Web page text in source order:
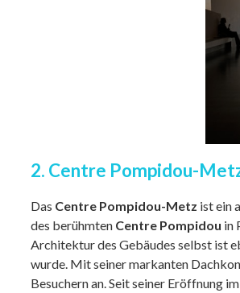
2. Centre Pompidou-
Das Centre Pompidou-Metz ist ein
des berühmten Centre Pompidou in
Architektur des Gebäudes selbst ist
wurde. Mit seiner markanten
Besuchern an. Seit seiner Eröffnung